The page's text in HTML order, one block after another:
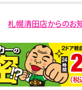
札幌清田店からのお